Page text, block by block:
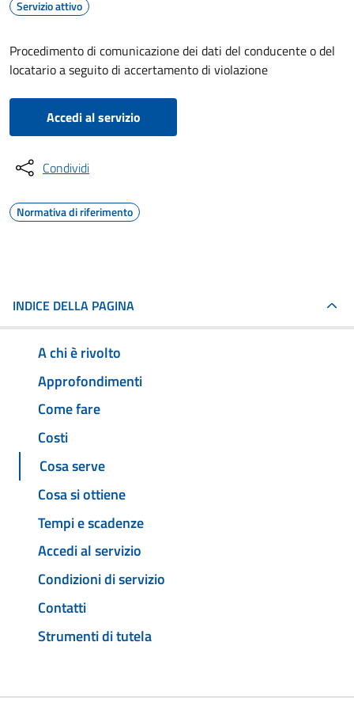
Servizio attivo
Procedimento di comunicazione dei dati del conducente o del
locatario a seguito di accertamento di violazione
Accedi al servizio
Condividi
Normativa di riferimento
INDICE DELLA PAGINA
A chi è rivolto
Approfondimenti
Come fare
Costi
Cosa serve
Cosa si ottiene
Tempi e scadenze
Accedi al servizio
Condizioni di servizio
Contatti
Strumenti di tutela